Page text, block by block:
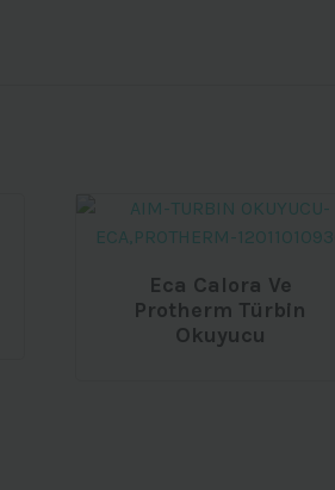
Eca Calora Ve
Protherm Türbin
Okuyucu